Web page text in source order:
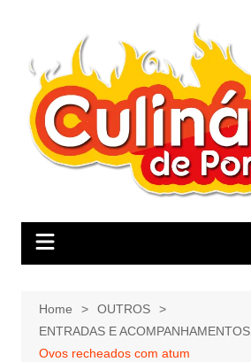
Home
OUTROS
ENTRADAS E ACOMPANHAMENTOS
Ovos recheados com atum